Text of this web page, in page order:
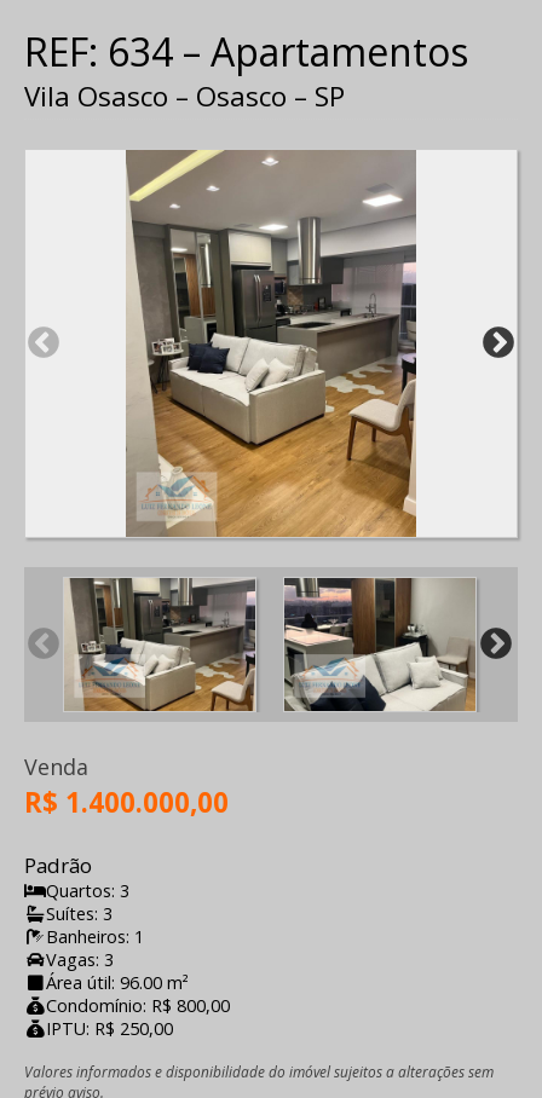
REF: 634 – Apartamentos
Vila Osasco – Osasco – SP
Venda
R$ 1.400.000,00
Padrão
Quartos: 3
Suítes: 3
Banheiros: 1
Vagas: 3
Área útil: 96.00 m²
Condomínio: R$ 800,00
IPTU: R$ 250,00
Valores informados e disponibilidade do imóvel sujeitos a alterações sem
prévio aviso.